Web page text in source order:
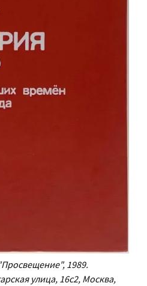
1989.
улица, 16с2, Москва,